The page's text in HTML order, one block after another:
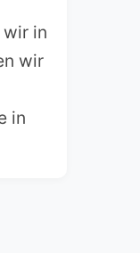
wir in
wir
in